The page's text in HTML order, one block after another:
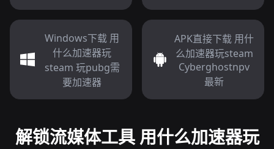
Windows下载 用
什么加速器玩
steam 玩pubg需
要加速器
APK直接下载 用什
么加速器玩steam
Cyberghostnpv
最新
解锁流媒体工具 用什么加速器玩